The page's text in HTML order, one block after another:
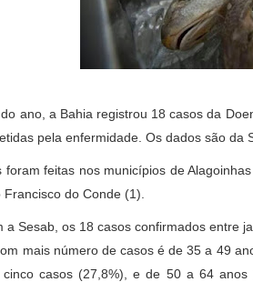
ano, a Bahia registrou 18 casos da
pela enfermidade. Os dados são da
foram feitas nos municípios de
do Conde (1).
a Sesab, os 18 casos confirmados entre
mais número de casos é de 35 a 49
casos (27,8%), e de 50 a 64